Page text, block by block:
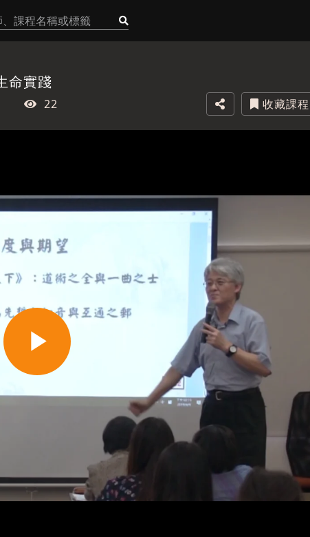
命實踐
22 收藏課程
Play
Video